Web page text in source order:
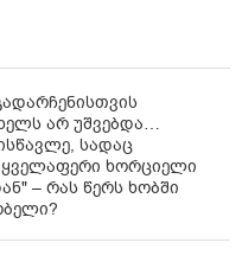
არ უშვებდა…
სადაც
ხორციელი
– რას წერს ხობში